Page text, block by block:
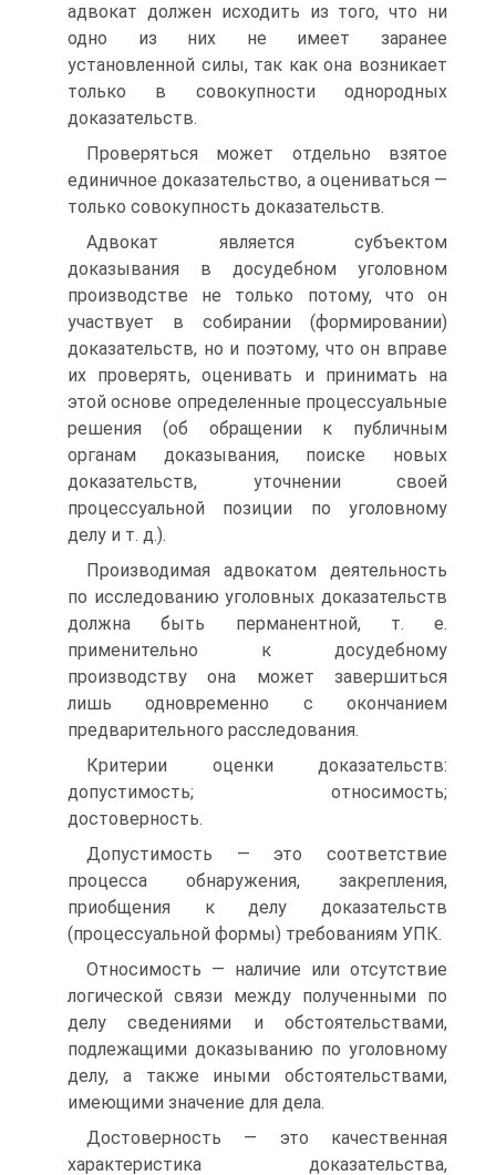
адвокат должен исходить из того, что ни
одно из них не имеет заранее
установленной силы, так как она возникает
только в совокупности однородных
доказательств.
Проверяться может отдельно взятое
единичное доказательство, а оцениваться —
только совокупность доказательств.
Адвокат является субъектом
доказывания в досудебном уголовном
производстве не только потому, что он
участвует в собирании (формировании)
доказательств, но и поэтому, что он вправе
их проверять, оценивать и принимать на
этой основе определенные процессуальные
решения (об обращении к публичным
органам доказывания, поиске новых
доказательств, уточнении своей
процессуальной позиции по уголовному
делу и т. д.).
Производимая адвокатом деятельность
по исследованию уголовных доказательств
должна быть перманентной, т. е.
применительно к досудебному
производству она может завершиться
лишь одновременно с окончанием
предварительного расследования.
Критерии оценки доказательств:
допустимость; относимость;
достоверность.
Допустимость — это соответствие
процесса обнаружения, закрепления,
приобщения к делу доказательств
(процессуальной формы) требованиям УПК.
Относимость — наличие или отсутствие
логической связи между полученными по
делу сведениями и обстоятельствами,
подлежащими доказыванию по уголовному
делу, а также иными обстоятельствами,
имеющими значение для дела.
Достоверность — это качественная
характеристика доказательства,